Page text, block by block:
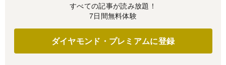
すべての記事が読み放題！
7日間無料体験
ダイヤモンド・プレミアムに登録